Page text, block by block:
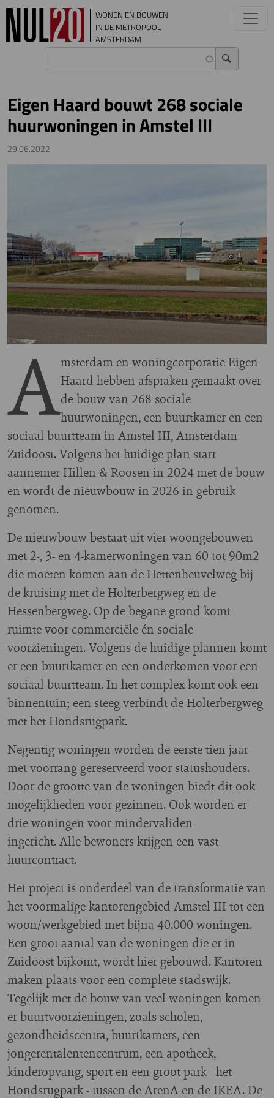
Overslaan en naar de inhoud gaan
WONEN EN BOUWEN
IN DE METROPOOL
AMSTERDAM
Eigen Haard bouwt 268 sociale
huurwoningen in Amstel III
29.06.2022
Amsterdam en woningcorporatie Eigen
Haard hebben afspraken gemaakt over
de bouw van 268 sociale
huurwoningen, een buurtkamer en een
sociaal buurtteam in Amstel III, Amsterdam
Zuidoost. Volgens het huidige plan start
aannemer Hillen & Roosen in 2024 met de bouw
en wordt de nieuwbouw in 2026 in gebruik
genomen.
De nieuwbouw bestaat uit vier woongebouwen
met 2-, 3- en 4-kamerwoningen van 60 tot 90m2
die moeten komen aan de Hettenheuvelweg bij
de kruising met de Holterbergweg en de
Hessenbergweg. Op de begane grond komt
ruimte voor commerciële én sociale
voorzieningen. Volgens de huidige plannen komt
er een buurtkamer en een onderkomen voor een
sociaal buurtteam. In het complex komt ook een
binnentuin; een steeg verbindt de Holterbergweg
met het Hondsrugpark.
Negentig woningen worden de eerste tien jaar
met voorrang gereserveerd voor statushouders.
Door de grootte van de woningen biedt dit ook
mogelijkheden voor gezinnen. Ook worden er
drie woningen voor mindervaliden
ingericht. Alle bewoners krijgen een vast
huurcontract.
Het project is onderdeel van de transformatie van
het voormalige kantorengebied Amstel III tot een
woon/werkgebied met bijna 40.000 woningen.
Een groot aantal van de woningen die er in
Zuidoost bijkomt, wordt hier gebouwd. Kantoren
maken plaats voor een complete stadswijk.
Tegelijk met de bouw van veel woningen komen
er buurtvoorzieningen, zoals scholen,
gezondheidscentra, buurtkamers, een
jongerentalentencentrum, een apotheek,
kinderopvang, sport en een groot park - het
Hondsrugpark - tussen de ArenA en de IKEA. De